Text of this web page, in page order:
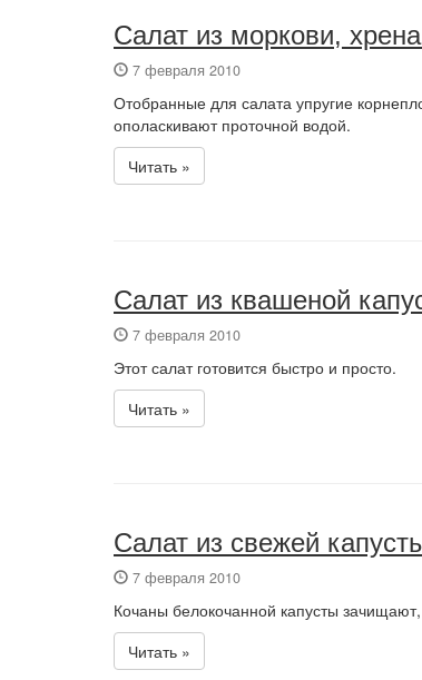
Салат из моркови,
7 февраля 2010
Отобранные для салата упругие
ополаскивают проточной водой.
Читать »
Салат из квашеной
7 февраля 2010
Этот салат готовится быстро и просто.
Читать »
Салат из свежей
7 февраля 2010
Кочаны белокочанной капусты
Читать »